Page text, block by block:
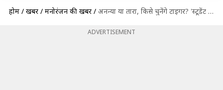
होम / खबरें / मनोरंजन की खबरें / अनन्या या तारा, किसे चुनेंगे टाइगर? 'स्टूडेंट ऑफ द ईयर 2' का ट्रेलर रिलीज़
ADVERTISEMENT